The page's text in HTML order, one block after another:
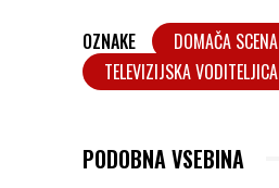
OZNAKE DOMAČA SCENA
TELEVIZIJSKA VODITELJICA
PODOBNA VSEBINA